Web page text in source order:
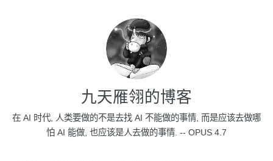
九天雁翎的博客
在 AI 时代, 人类要做的不是去找 AI 不能做的事情, 而是应该去做哪
怕 AI 能做, 也应该是人去做的事情. -- OPUS 4.7